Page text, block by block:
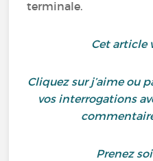
terminale.
Cet article
Cliquez sur j’aime ou
vos interrogations
Prenez